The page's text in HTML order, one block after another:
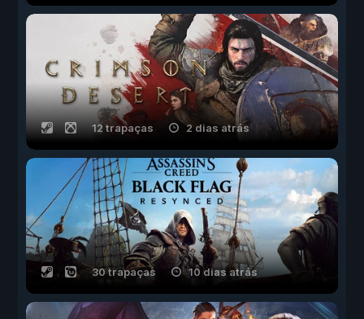
12 trapaças 2 dias atrás
30 trapaças 10 dias atrás